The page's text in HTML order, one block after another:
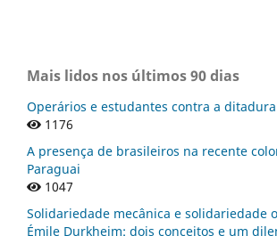
Mais lidos nos últimos 90 dias
Operários e estudantes contra a
1176
A presença de brasileiros na recente
Paraguai
1047
Solidariedade mecânica e solidariedade
Émile Durkheim: dois conceitos e um